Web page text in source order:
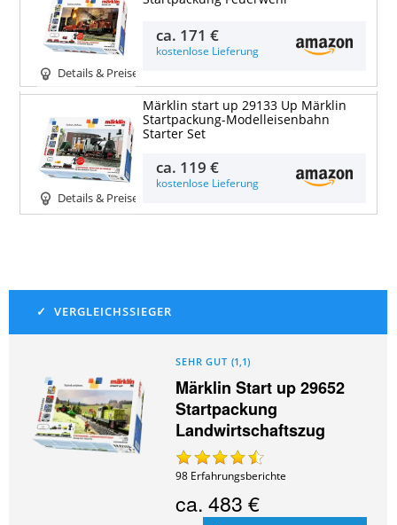
Details & Preise
ca. 171 €
kostenlose Lieferung
Details & Preise
Märklin start up 29133 Up Märklin
Startpackung-Modelleisenbahn
Starter Set
ca. 119 €
kostenlose Lieferung
SEHR GUT (1,1)
Märklin Start up 29652
Startpackung
Landwirtschaftszug
98 Erfahrungsberichte
ca.483 €